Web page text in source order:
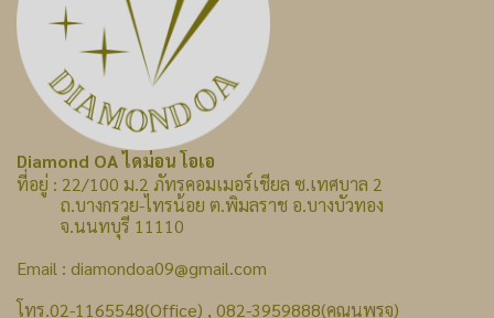
Diamond OA ไดม่อน โอเอ
ที่อยู่ : 22/100 ม.2 ภัทรคอมเมอร์เชียล ซ.เทศบาล 2
ถ.บางกรวย-ไทรน้อย ต.พิมลราช อ.บางบัวทอง
จ.นนทบุรี 11110
Email : diamondoa09@gmail.com
โทร.02-1165548(Office) , 082-3959888(คุณนพรุจ)